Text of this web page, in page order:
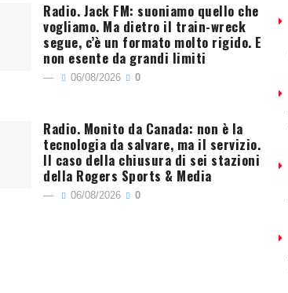
Radio. Jack FM: suoniamo quello che
vogliamo. Ma dietro il train-wreck
segue, c’è un formato molto rigido. E
non esente da grandi limiti
06/08/2026 0
Radio. Monito da Canada: non è la
tecnologia da salvare, ma il servizio.
Il caso della chiusura di sei stazioni
della Rogers Sports & Media
06/08/2026 0